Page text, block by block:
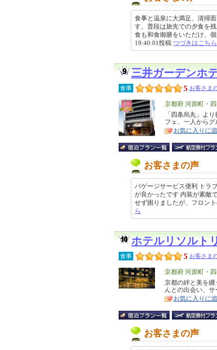
食事と温泉に大満足、清掃
す。普段は旅先での夕食を
食も和食御膳をいただけ、
19:40:01投稿 つづきはこちら
三井ガーデンホ
食事 5 お客さま
エ
リ
ア
京都府 河原町・
特
徴
「四条烏丸」よ
フェ、一人から
お気に入りに
お客さまの声
バゲージサービス便利 トラ
が良かったです 内装が素敵
せず困りましたが、フロン
ら
ホテルリソルト
食事 5 お客さま
エ
リ
ア
京都府 河原町・
特
徴
京都の絆と美を
んとの出会い、
お気に入りに
お客さまの声